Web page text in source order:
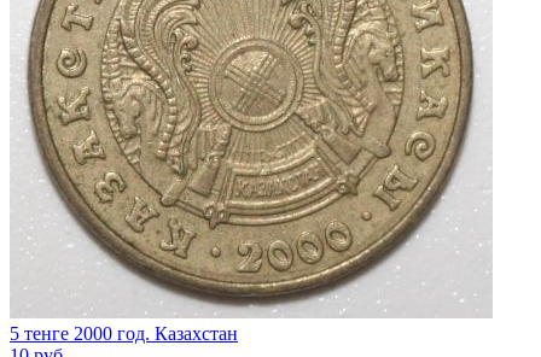
5 тенге 2000 год. Казахстан